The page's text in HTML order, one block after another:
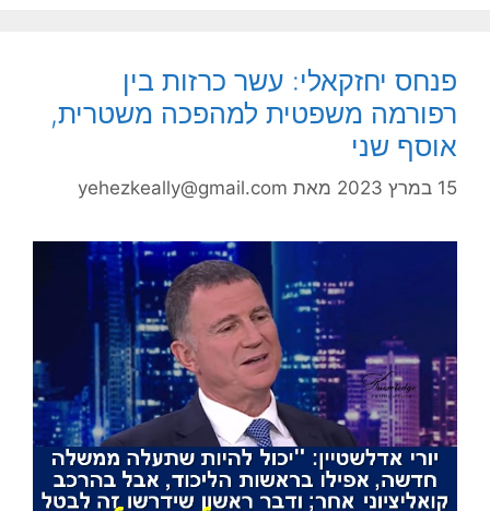
פנחס יחזקאלי: עשר כרזות בין
רפורמה משפטית למהפכה משטרית,
אוסף שני
15 במרץ 2023 מאת yehezkeally@gmail.com